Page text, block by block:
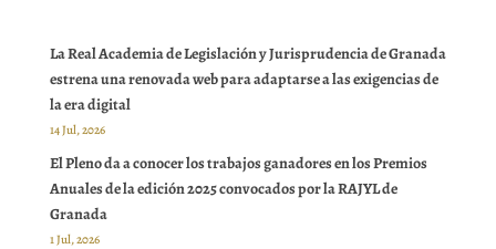
La Real Academia de Legislación y Jurisprudencia de Granada
estrena una renovada web para adaptarse a las exigencias de
la era digital
14 Jul, 2026
El Pleno da a conocer los trabajos ganadores en los Premios
Anuales de la edición 2025 convocados por la RAJYL de
Granada
1 Jul, 2026